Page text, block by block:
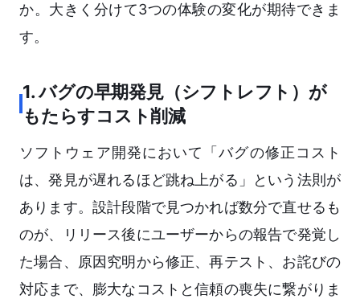
か。大きく分けて3つの体験の変化が期待できま
す。
1. バグの早期発見（シフトレフト）が
もたらすコスト削減
ソフトウェア開発において「バグの修正コスト
は、発見が遅れるほど跳ね上がる」という法則が
あります。設計段階で見つかれば数分で直せるも
のが、リリース後にユーザーからの報告で発覚し
た場合、原因究明から修正、再テスト、お詫びの
対応まで、膨大なコストと信頼の喪失に繋がりま